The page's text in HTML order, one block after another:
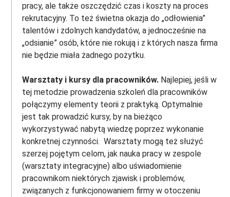
pracy, ale także oszczędzić czas i koszty na proces
rekrutacyjny. To też świetna okazja do „odłowienia”
talentów i zdolnych kandydatów, a jednocześnie na
„odsianie” osób, które nie rokują i z których nasza firma
nie będzie miała żadnego pożytku.
Warsztaty i kursy dla pracowników. Najlepiej, jeśli w
tej metodzie prowadzenia szkoleń dla pracowników
połączymy elementy teorii z praktyką. Optymalnie
jest tak prowadzić kursy, by na bieżąco
wykorzystywać nabytą wiedzę poprzez wykonanie
konkretnej czynności. Warsztaty mogą też służyć
szerzej pojętym celom, jak nauka pracy w zespole
(warsztaty integracyjne) albo uświadomienie
pracownikom niektórych zjawisk i problemów,
związanych z funkcjonowaniem firmy w otoczeniu